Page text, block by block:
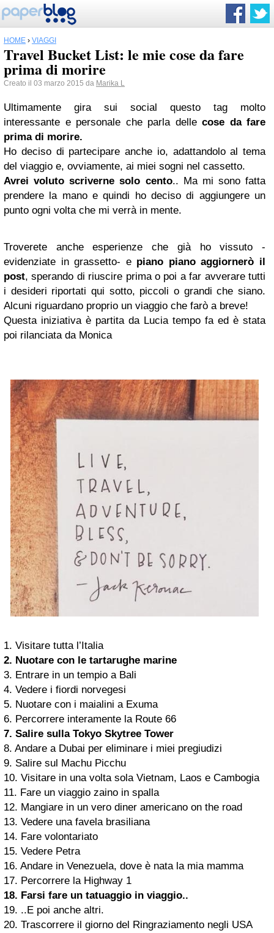
HOME › VIAGGI
Travel Bucket List: le mie cose da fare
prima di morire
Creato il 03 marzo 2015 da Marika L
Ultimamente gira sui social questo tag molto
interessante e personale che parla delle cose da fare
prima di morire.
Ho deciso di partecipare anche io, adattandolo al tema
del viaggio e, ovviamente, ai miei sogni nel cassetto.
Avrei voluto scriverne solo cento.. Ma mi sono fatta
prendere la mano e quindi ho deciso di aggiungere un
punto ogni volta che mi verrà in mente.
Troverete anche esperienze che già ho vissuto -
evidenziate in grassetto- e piano piano aggiornerò il
post, sperando di riuscire prima o poi a far avverare tutti
i desideri riportati qui sotto, piccoli o grandi che siano.
Alcuni riguardano proprio un viaggio che farò a breve!
Questa iniziativa è partita da Lucia tempo fa ed è stata
poi rilanciata da Monica
1. Visitare tutta l’Italia
2. Nuotare con le tartarughe marine
3. Entrare in un tempio a Bali
4. Vedere i fiordi norvegesi
5. Nuotare con i maialini a Exuma
6. Percorrere interamente la Route 66
7. Salire sulla Tokyo Skytree Tower
8. Andare a Dubai per eliminare i miei pregiudizi
9. Salire sul Machu Picchu
10. Visitare in una volta sola Vietnam, Laos e Cambogia
11. Fare un viaggio zaino in spalla
12. Mangiare in un vero diner americano on the road
13. Vedere una favela brasiliana
14. Fare volontariato
15. Vedere Petra
16. Andare in Venezuela, dove è nata la mia mamma
17. Percorrere la Highway 1
18. Farsi fare un tatuaggio in viaggio..
19. ..E poi anche altri.
20. Trascorrere il giorno del Ringraziamento negli USA